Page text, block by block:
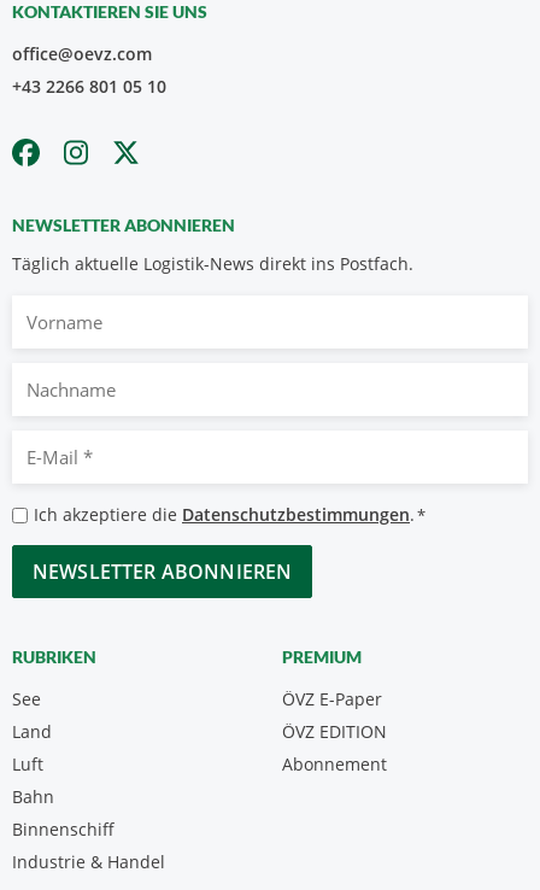
KONTAKTIEREN SIE UNS
office@oevz.com
+43 2266 801 05 10
NEWSLETTER ABONNIEREN
Täglich aktuelle Logistik-News direkt ins Postfach.
Nachname
Mail
*
Datenschutzbestimmungen
*
Ich akzeptiere die Datenschutzbestimmungen.*
CAPTCHA
RUBRIKEN
See
Land
Luft
Bahn
Binnenschiff
Industrie & Handel
PREMIUM
ÖVZ E-Paper
Abonnement
ÖVZ EDITION